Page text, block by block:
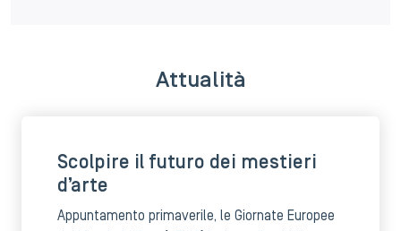
Attualità
Scolpire il futuro dei mestieri
d’arte
Appuntamento primaverile, le Giornate Europee